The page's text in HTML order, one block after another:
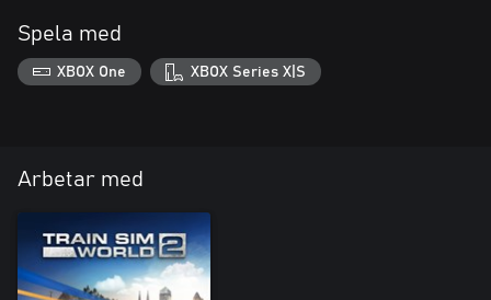
Spela med
XBOX One XBOX Series X|S
Arbetar med